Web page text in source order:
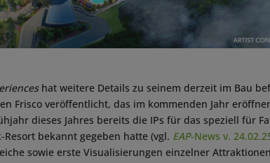
hat weitere Details zu seinem derzeit im Bau
Frisco veröffentlicht, das im kommenden Jahr
dieses Jahres bereits die IPs für das speziell für
bekannt gegeben hatte (vgl. EAP-News v.
sowie erste Visualisierungen einzelner